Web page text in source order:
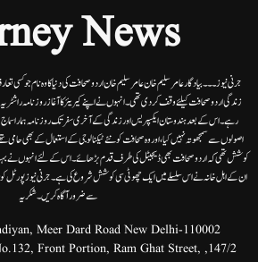
News
جرنی نیوز۔۔۔بیاد گار عامر سلیم خان عامر سلیم خان اردوصحافت کی دنیا کاوہ نام جو کسی
زندگی اردوصحافت کیلئے وقف کردی تھی۔انہوں نے اپنے کیریئر کا آغاز روزنامہ
رہے۔ اس کے بعد ہندوستان ایکسپریس اور زندگی کے آخری سفر تک روزنامہ ہمارا
اصولوں سے سمجھوتہ نہیں کیا، اور وہ صحافت کو نئے ٹیکنالوجی کے استعمال کے بھی
کوشش تھی کہ اردو صحافت بھی ڈیجیٹل کی طرف قدم بڑھائے۔ اس کے لئے انہوں نے
ان کے اہل خانہ نے اس سلسلے میں ایک چھوٹی سی کوشش شروع کی ہے۔جرنی نیوز پورٹل کو
سے ضرور آگاہ کریں۔شکریہ
Meer Dard Road New Delhi-110002.
No.132, Front Portion, Ram Ghat Street,